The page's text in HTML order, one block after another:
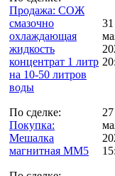
Продажа: СОЖ
смазочно
охлаждающая
жидкость
концентрат 1 литр
на 10-50 литров
воды
31
По сделке:
Покупка:
Мешалка
магнитная ММ5
27